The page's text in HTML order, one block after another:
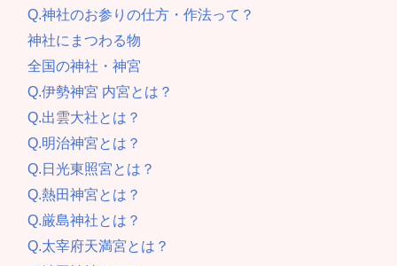
Q.神社のお参りの仕方・作法って？
神社にまつわる物
全国の神社・神宮
Q.伊勢神宮 内宮とは？
Q.出雲大社とは？
Q.明治神宮とは？
Q.日光東照宮とは？
Q.熱田神宮とは？
Q.厳島神社とは？
Q.太宰府天満宮とは？